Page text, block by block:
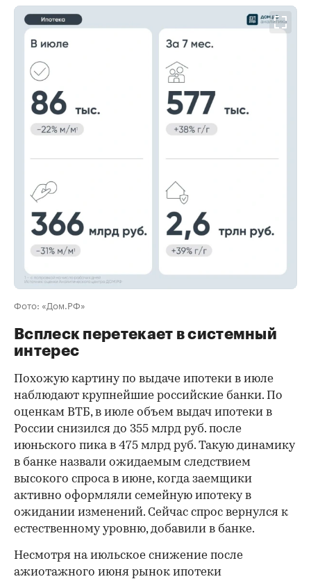
Фото: «Дом.РФ»
Всплеск перетекает в системный
интерес
Похожую картину по выдаче ипотеки в июле
наблюдают крупнейшие российские банки. По
оценкам ВТБ, в июле объем выдач ипотеки в
России снизился до 355 млрд руб. после
июньского пика в 475 млрд руб. Такую динамику
в банке назвали ожидаемым следствием
высокого спроса в июне, когда заемщики
активно оформляли семейную ипотеку в
ожидании изменений. Сейчас спрос вернулся к
естественному уровню, добавили в банке.
Несмотря на июльское снижение после
ажиотажного июня рынок ипотеки